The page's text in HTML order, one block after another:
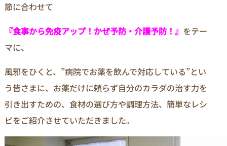
節に合わせて
『食事から免疫アップ！かぜ予防・介護予防！』 をテー
マに、
風邪をひくと、”病院でお薬を飲んで対応している”とい
う皆さまに、お薬だけに頼らず自分のカラダの治す力を
引き出すための、食材の選び方や調理方法、簡単なレシ
ピをご紹介させていただきました。